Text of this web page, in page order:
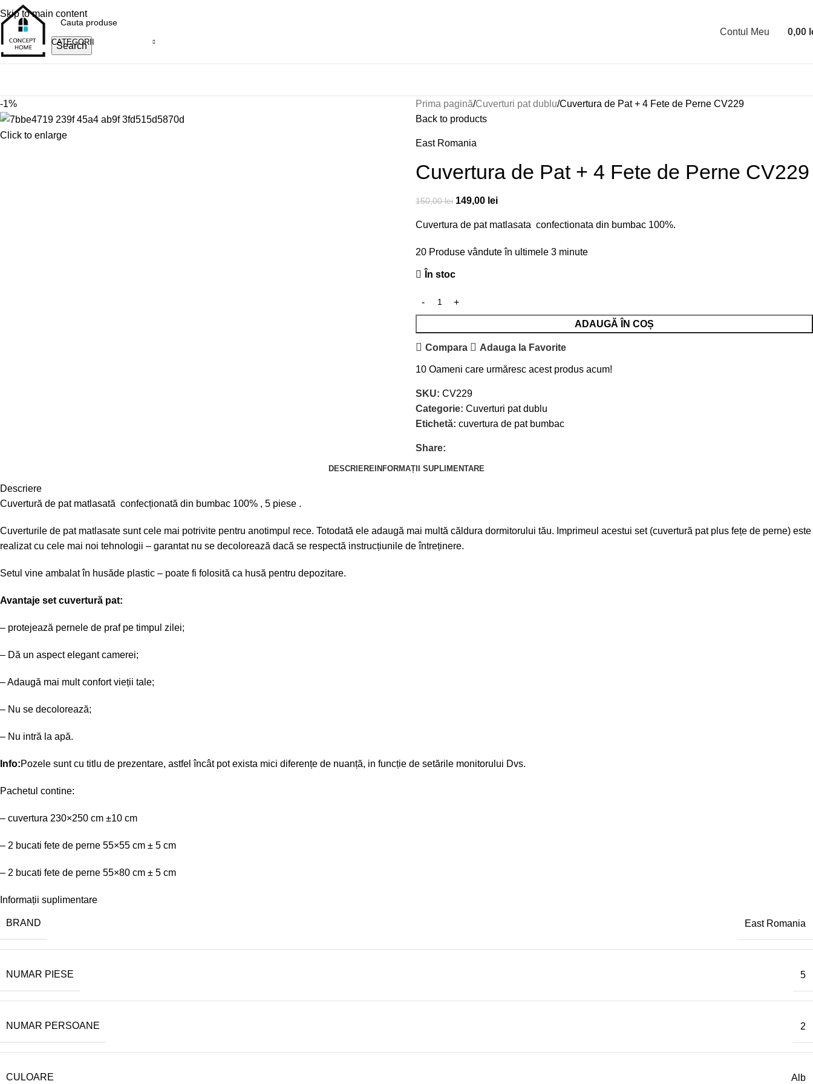
Skip to main content
0799996381
CATEGORII
Search
Contul Meu 0,00
-1%
Click to enlarge
Prima pagină Cuverturi pat dublu Cuvertura de Pat + 4 Fete de Perne CV229
Back to products
East Romania
Cuvertura de Pat + 4 Fete de Perne CV229
150,00lei 149,00 lei
Cuvertura de pat matlasata confectionata din bumbac 100%.
20 Produse vândute în ultimele 3 minute
În stoc
ADAUGĂ ÎN COȘ
Compara Adauga la Favorite
10 Oameni care urmăresc acest produs acum!
SKU: CV229
Categorie: Cuverturi pat dublu
Etichetă: cuvertura de pat bumbac
Share:
DESCRIEREINFORMAȚII SUPLIMENTARE
Descriere
Cuvertură de pat matlasată confecționată din bumbac 100% , 5 piese .
Cuverturile de pat matlasate sunt cele mai potrivite pentru anotimpul rece. Totodată ele adaugă mai multă căldura dormitorului tău. Imprimeul acestui set (cuvertură pat plus fețe de perne) este
realizat cu cele mai noi tehnologii – garantat nu se decolorează dacă se respectă instrucțiunile de întreținere.
Setul vine ambalat în husăde plastic – poate fi folosită ca husă pentru depozitare.
Avantaje set cuvertură pat:
– protejează pernele de praf pe timpul zilei;
– Dă un aspect elegant camerei;
– Adaugă mai mult confort vieții tale;
– Nu se decolorează;
– Nu intră la apă.
Info:Pozele sunt cu titlu de prezentare, astfel încât pot exista mici diferențe de nuanță, in funcție de setările monitorului Dvs.
Pachetul contine:
– cuvertura 230×250 cm ±10 cm
– 2 bucati fete de perne 55×55 cm ± 5 cm
– 2 bucati fete de perne 55×80 cm ± 5 cm
Informații suplimentare
BRAND East Romania
NUMAR PIESE 5
NUMAR PERSOANE 2
CULOARE Alb